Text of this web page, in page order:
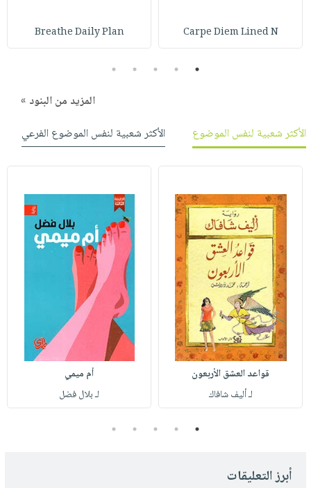
أطفال
مناسبات
أسئلة
يتكرر
وفرات
انشر
كتابك
تواصل
معنا
التسوق
Carpe Diem Lined N
Breathe Daily Plan
1
2
3
4
5
المزيد من البنود »
الأكثر شعبية لنفس الموضوع
الأكثر شعبية لنفس الموضوع الفرعي
قواعد العشق الأربعون
لـ أليف شافاك
أم ميمي
لـ بلال فضل
1
2
3
4
5
أبرز التعليقات